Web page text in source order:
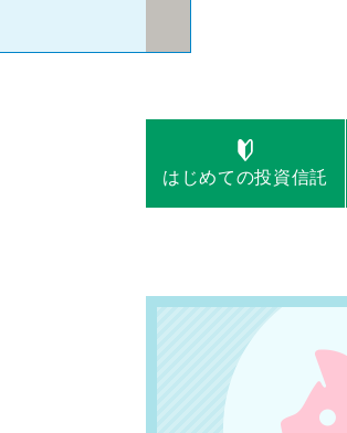
はじめての投資信託
基準価額一覧